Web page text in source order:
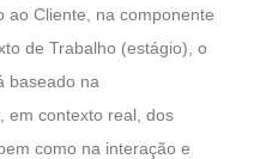
ao Cliente, na componente
de Trabalho (estágio), o
baseado na
em contexto real, dos
como na interação e